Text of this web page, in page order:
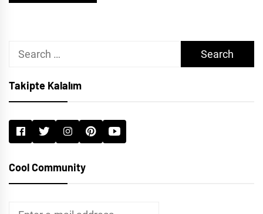
Search
Takipte Kalalım
Cool Community